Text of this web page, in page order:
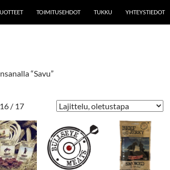
TOIMITUSEHDOT TUKKU YHTEYSTIEDOT
“Savu”
/ 17